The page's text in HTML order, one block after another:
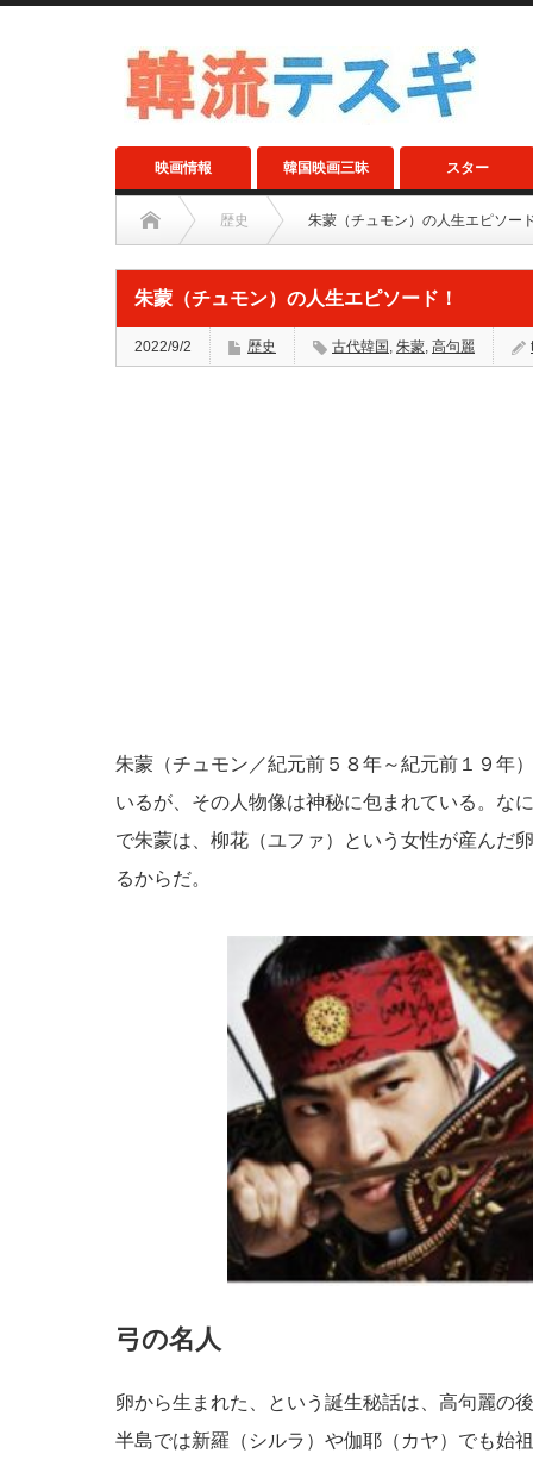
映画情報 韓国映画三昧 スター
歴史 朱蒙（チュモン）の人生エピソー
朱蒙（チュモン）の人生エピソード！
2022/9/2 歴史 古代韓国 , 朱蒙, 高句麗
朱蒙（チュモン／紀元前５８年～紀元前１９年
いるが、その人物像は神秘に包まれている。な
で朱蒙は、柳花（ユファ）という女性が産んだ
るからだ。
弓の名人
卵から生まれた、という誕生秘話は、高句麗の
半島では新羅（シルラ）や伽耶（カヤ）でも始